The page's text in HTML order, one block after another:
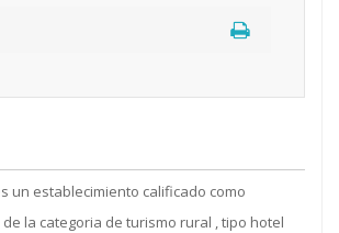
un establecimiento calificado como
la categoria de turismo rural , tipo hotel